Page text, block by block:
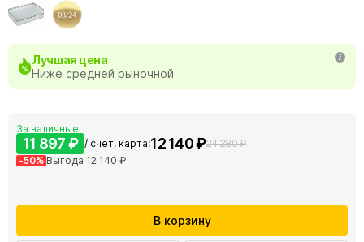
Лучшая цена
Ниже средней рыночной
За наличные
11 897 ₽ / счет, карта:12 140 ₽24 280 ₽
-50% Выгода 12 140 ₽
В корзину